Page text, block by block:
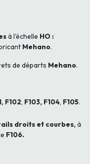
à l'échelle HO :
Mehano.
de départs Mehano.
F102, F103, F104, F105.
droits et courbes,à
F106.